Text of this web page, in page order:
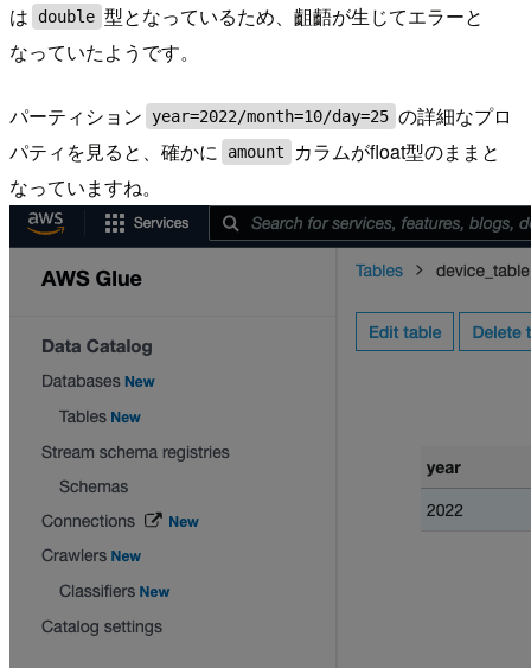
は
double 型となっているため、齟齬が生じてエラーと
なっていたようです。
パーティション year=2022/month=10/day=25 の詳細なプロ
パティを見ると、確かに
amount
カラムがfloat型のままと
なっていますね。